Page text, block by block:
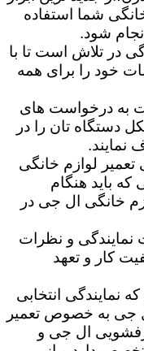
شما استفاده
شود.
در تلاش است تا با
خود را برای همه
به درخواست های
تان را در
نمایند.
تعمیر لوازم خانگی
که باید هنگام
خانگی ال جی در
نمایندگی و نظرات
کار و تعهد
نمایندگی انتخابی
جی به خصوص تعمیر
ال جی و